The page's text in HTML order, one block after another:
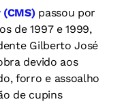
passou por
de 1997 e 1999,
Gilberto José
devido aos
forro e assoalho
de cupins